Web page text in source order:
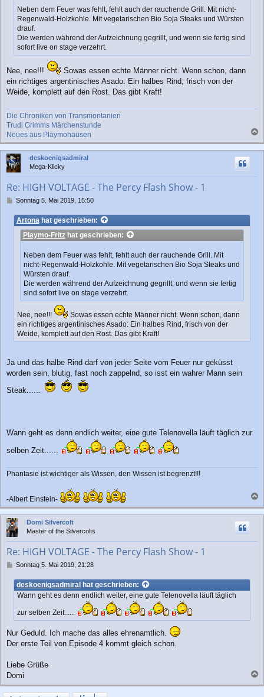
Neben dem Feuer was fehlt, fehlt auch der rauchende Grill. Mit nicht-
Regenwald-Holzkohle. Mit vegetarischen Bio Soja Steaks und Würsten
drauf.
Die werden während der Aufzeichnung gegrillt, und wenn sie fertig sind
sofort live on stage verzehrt.
Nee, nee!!!
Sowas essen echte Männer nicht. Wenn schon, dann
ein richtiges argentinisches Asado: Ein halbes Rind, frisch von der
Weide, komplett auf den Rost. Das gibt Kraft!
Die Chroniken von Transmontanien
Trudi Grimms Märchenstunde
Neues aus Playmohausen
a
c
deskoenigsadmiral
Mega-Klicky
Re: HIGH VOLTAGE - The Percy Flash Show - 1
B
i
t
Sonntag 5. Mai 2019, 15:50
Artonahat geschrieben:
Playmo-Fritzhat geschrieben:
Neben dem Feuer was fehlt, fehlt auch der rauchende Grill. Mit
nicht-Regenwald-Holzkohle. Mit vegetarischen Bio Soja Steaks und
Würsten drauf.
Die werden während der Aufzeichnung gegrillt, und wenn sie fertig
sind sofort live on stage verzehrt.
Nee, nee!!!
Sowas essen echte Männer nicht. Wenn schon, dann
ein richtiges argentinisches Asado: Ein halbes Rind, frisch von der
Weide, komplett auf den Rost. Das gibt Kraft!
Ja und das halbe Rind darf von jeder Seite vom Feuer nur geküsst
worden sein, blutig, fast noch zappelnd, so isst ein wahrer Mann sein
Steak......
Wann geht es denn endlich weiter, eine gute Telenovella läuft täglich zur
selben Zeit......
Phantasie ist wichtiger als Wissen, den Wissen ist begrenzt!!!
-Albert Einstein-
a
c
Domi Silvercolt
Master of the Silvercolts
Re: HIGH VOLTAGE - The Percy Flash Show - 1
B
i
t
Sonntag 5. Mai 2019, 21:28
deskoenigsadmiral hat geschrieben:
Wann geht es denn endlich weiter, eine gute Telenovella läuft täglich
zur selben Zeit......
Nur Geduld. Ich mache das alles ehrenamtlich.
Der erste Teil von Episode 4 kommt gleich schon.
Liebe Grüße
Domi
a